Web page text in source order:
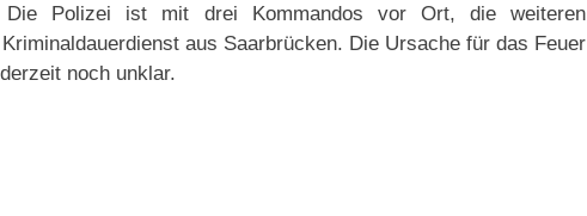
Die Polizei ist mit drei Kommandos vor Ort, die weiteren
aus Saarbrücken. Die Ursache für das Feuer
noch unklar.